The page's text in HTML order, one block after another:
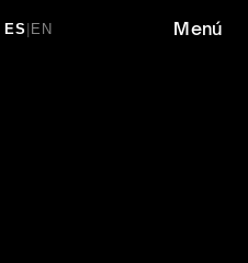
ES | EN Menú